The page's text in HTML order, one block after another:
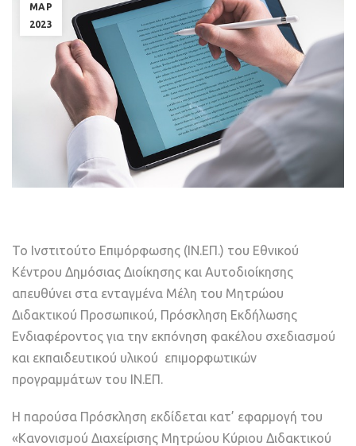
ΜΑΡ
2023
Το Ινστιτούτο Επιμόρφωσης (ΙΝ.ΕΠ.) του Εθνικού
Κέντρου Δημόσιας Διοίκησης και Αυτοδιοίκησης
απευθύνει στα ενταγμένα Μέλη του Μητρώου
Διδακτικού Προσωπικού, Πρόσκληση Εκδήλωσης
Ενδιαφέροντος για την εκπόνηση φακέλου σχεδιασμού
και εκπαιδευτικού υλικού επιμορφωτικών
προγραμμάτων του ΙΝ.ΕΠ.
Η παρούσα Πρόσκληση εκδίδεται κατ’ εφαρμογή του
«Κανονισμού Διαχείρισης Μητρώου Κύριου Διδακτικού